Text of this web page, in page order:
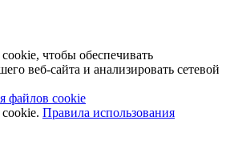
чтобы обеспечивать
веб-сайта и анализировать сетевой
файлов cookie
Правила использования